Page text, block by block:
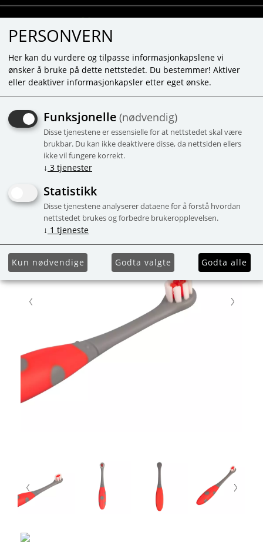
MOMBELLA LADYBUG -
RED DOT TANDBORSTE
Få rätt mängd tandkräm. När den röda
fläcken är täckt har du tillräckligt med
tandkräm.
Campaign
PERSONVERN
Her kan du vurdere og tilpasse informasjonkapslene vi
ønsker å bruke på dette nettstedet. Du bestemmer! Aktiver
eller deaktiver informasjonkapsler etter eget ønske.
Funksjonelle (nødvendig)
Disse tjenestene er essensielle for at nettstedet skal være
brukbar. Du kan ikke deaktivere disse, da nettsiden ellers
ikke vil fungere korrekt.
↓ 3 tjenester
Statistikk
Disse tjenestene analyserer dataene for å forstå hvordan
nettstedet brukes og forbedre brukeropplevelsen.
↓ 1 tjeneste
Kun nødvendige Godta valgte Godta alle